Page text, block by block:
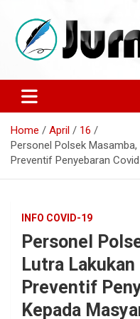
content
Sumber Berita Indonesia
Home April
16
Personel Polsek
Preventif Penyebaran
INFO COVID-19
Personel
Lutra
Preventif
Kepada